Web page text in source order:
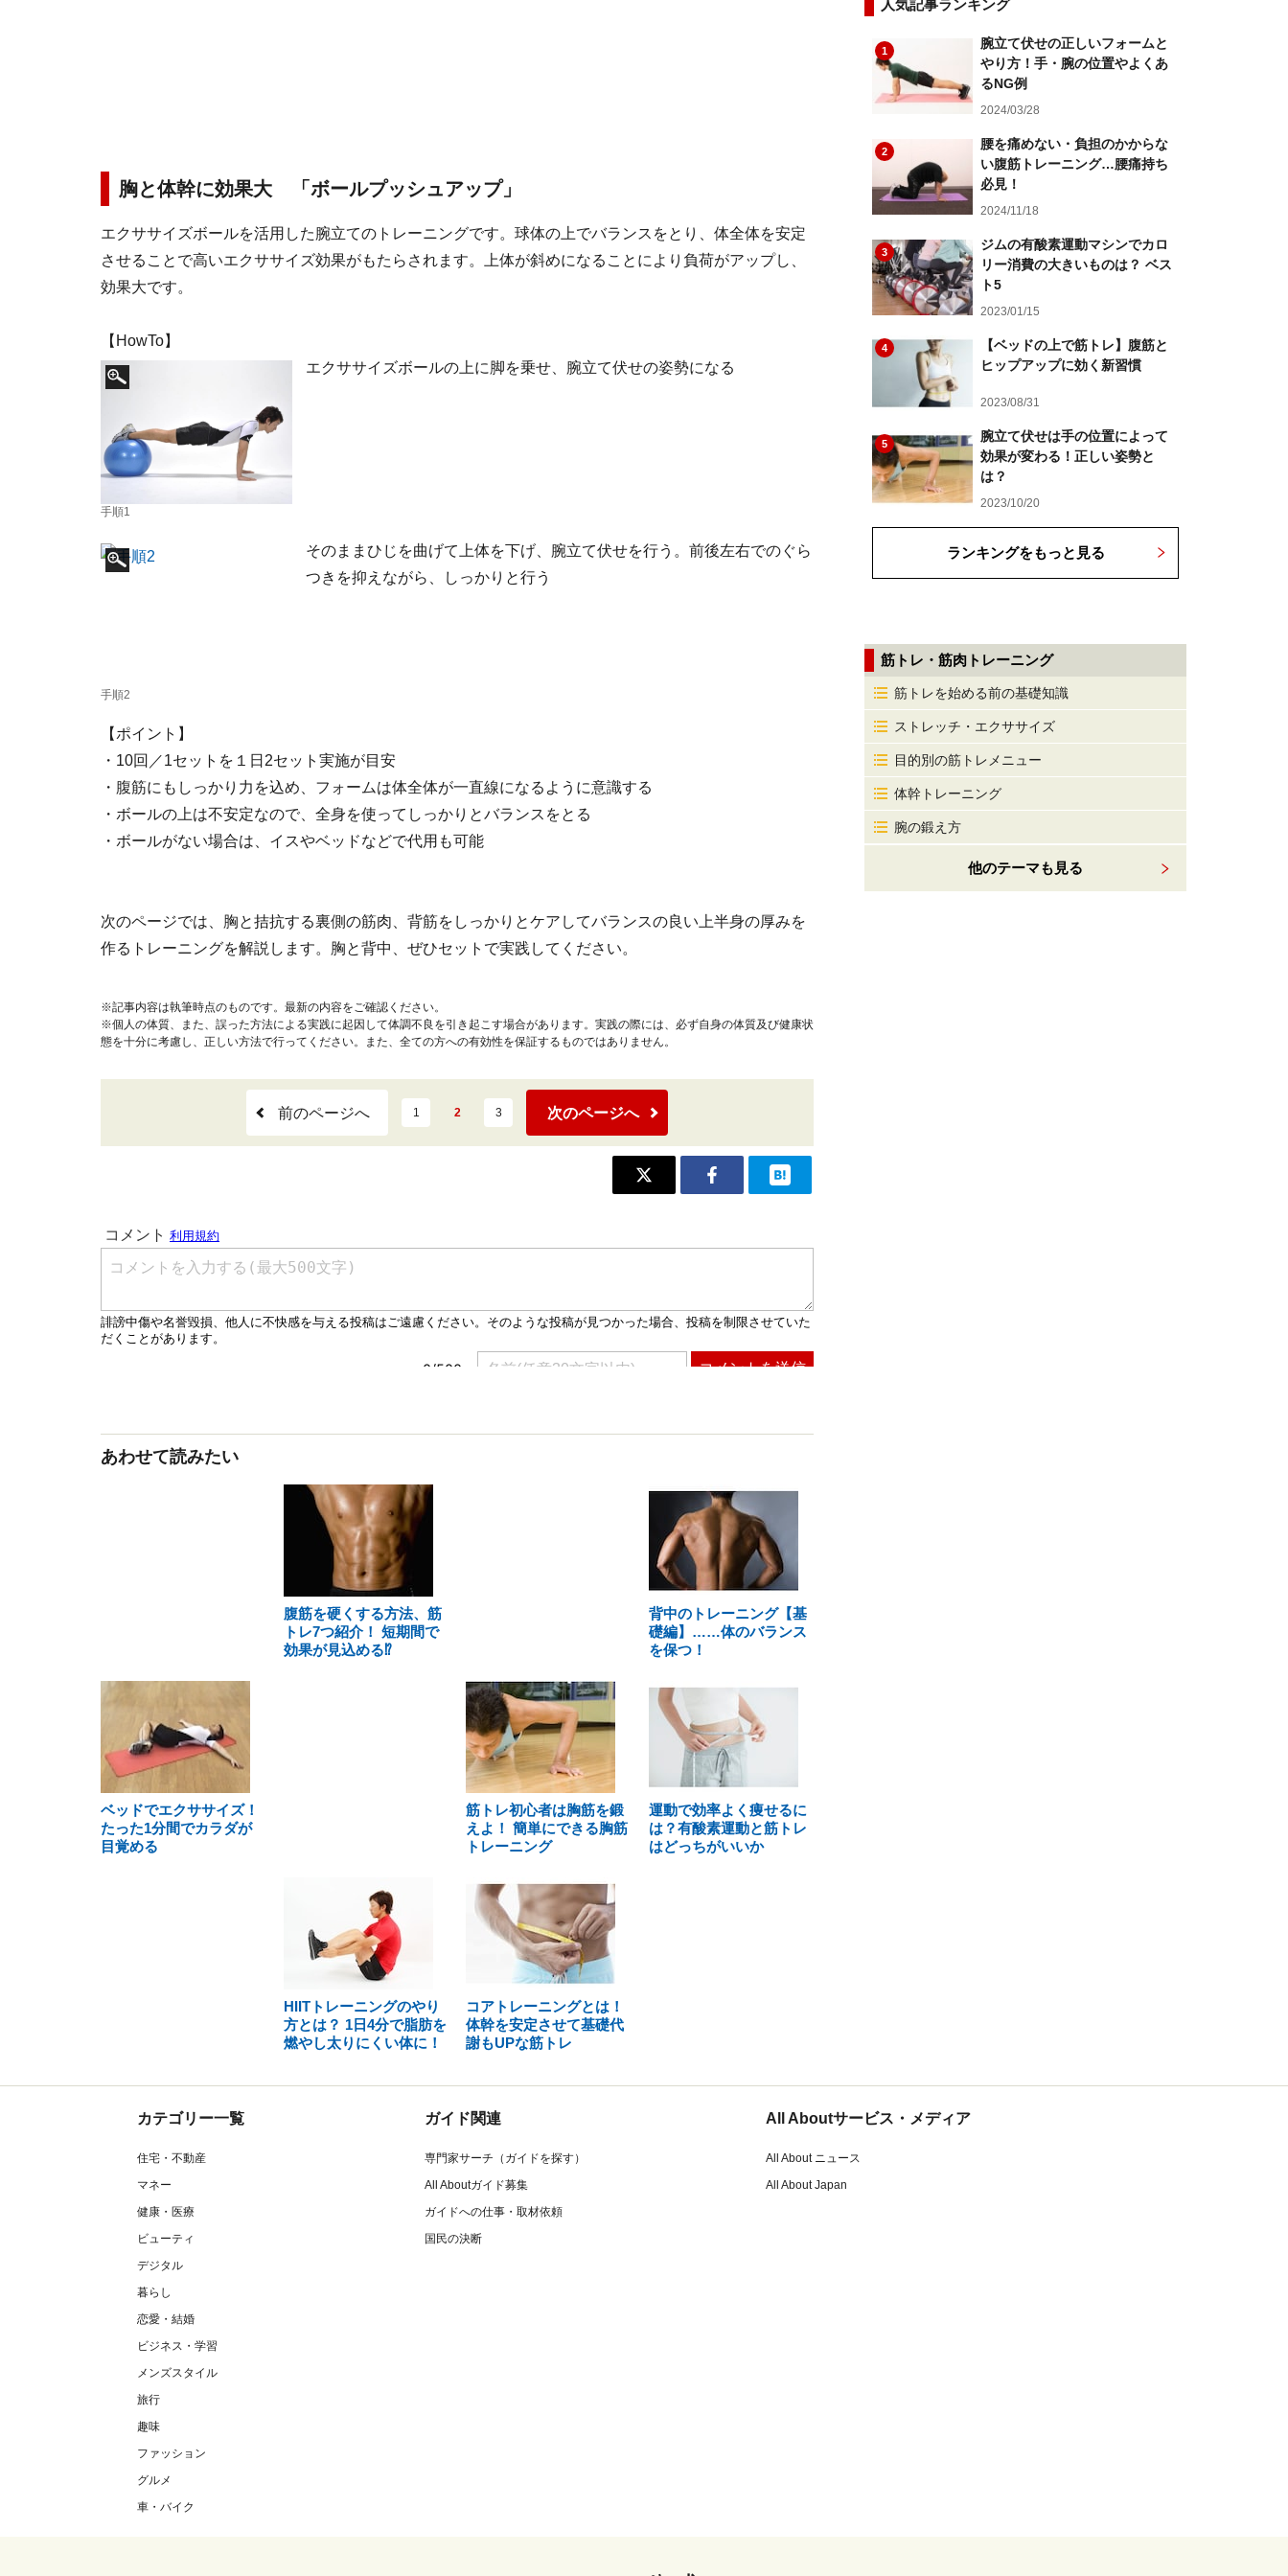
胸と体幹に効果大 「ボールプッシュアップ」
エクササイズボールを活用した腕立てのトレーニングです。球体の上でバランスをとり、体全体を安定
させることで高いエクササイズ効果がもたらされます。上体が斜めになることにより負荷がアップし、
効果大です。
【HowTo】
手順1
エクササイズボールの上に脚を乗せ、腕立て伏せの姿勢になる
手順2
そのままひじを曲げて上体を下げ、腕立て伏せを行う。前後左右でのぐら
つきを抑えながら、しっかりと行う
【ポイント】
・10回／1セットを１日2セット実施が目安
・腹筋にもしっかり力を込め、フォームは体全体が一直線になるように意識する
・ボールの上は不安定なので、全身を使ってしっかりとバランスをとる
・ボールがない場合は、イスやベッドなどで代用も可能
次のページでは、胸と拮抗する裏側の筋肉、背筋をしっかりとケアしてバランスの良い上半身の厚みを
作るトレーニングを解説します。胸と背中、ぜひセットで実践してください。
※記事内容は執筆時点のものです。最新の内容をご確認ください。
※個人の体質、また、誤った方法による実践に起因して体調不良を引き起こす場合があります。実践の際には、必ず自身の体質及び健康状
態を十分に考慮し、正しい方法で行ってください。また、全ての方への有効性を保証するものではありません。
前のページへ 1 2 3 次のページへ
あわせて読みたい
腹筋を硬くする方法、筋
トレ7つ紹介！ 短期間で
効果が見込める⁉
背中のトレーニング【基
礎編】……体のバランス
を保つ！
ベッドでエクササイズ！
たった1分間でカラダが
目覚める
筋トレ初心者は胸筋を鍛
えよ！ 簡単にできる胸筋
トレーニング
運動で効率よく痩せるに
は？有酸素運動と筋トレ
はどっちがいいか
HIITトレーニングのやり
方とは？ 1日4分で脂肪を
燃やし太りにくい体に！
コアトレーニングとは！
体幹を安定させて基礎代
謝もUPな筋トレ
人気記事ランキング
1
腕立て伏せの正しいフォームと
やり方！手・腕の位置やよくあ
るNG例
2024/03/28
2
腰を痛めない・負担のかからな
い腹筋トレーニング…腰痛持ち
必見！
2024/11/18
3
ジムの有酸素運動マシンでカロ
リー消費の大きいものは？ ベス
ト5
2023/01/15
4
【ベッドの上で筋トレ】腹筋と
ヒップアップに効く新習慣
2023/08/31
5
腕立て伏せは手の位置によって
効果が変わる！正しい姿勢と
は？
2023/10/20
ランキングをもっと見る
筋トレ・筋肉トレーニング
筋トレを始める前の基礎知識
ストレッチ・エクササイズ
目的別の筋トレメニュー
体幹トレーニング
腕の鍛え方
他のテーマも見る
カテゴリー一覧
住宅・不動産
マネー
健康・医療
ビューティ
デジタル
暮らし
恋愛・結婚
ビジネス・学習
メンズスタイル
旅行
趣味
ファッション
グルメ
車・バイク
ガイド関連
専門家サーチ（ガイドを探す）
All Aboutガイド募集
ガイドへの仕事・取材依頼
国民の決断
All Aboutサービス・メディア
All About ニュース
All About Japan